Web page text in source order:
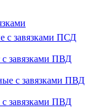
с завязками ПСД
завязками ПВД
с завязками ПВД
завязками ПВД